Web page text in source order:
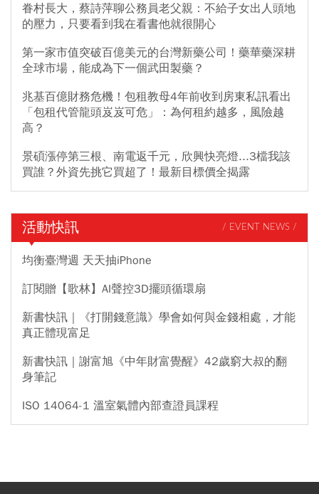
眷村長大，蔡詩萍聊公務員老父親：不給子女出人頭地
的壓力，只要看到我在看書他就很開心
第一家市值突破百億美元的台灣新藥公司！藥華藥深耕
全球市場，能成為下一個武田製藥？
兆基百億財務危機！包租教母4年前收到房東私訊看出
「包租代管龍頭岌岌可危」：為何租約越多，風險越
高？
景碩漲停第三根、南電返千元，欣興快亮燈...3檔我該
買誰？外資先挑它買超了！最新目標價全揭露
活動快訊 / EVENT NEWS /
均衡臺灣週 天天抽iPhone
訂閱贈【歌林】AI聲控3D擺頭循環扇
新書快訊｜《打開錢意識》學會如何與金錢相處，才能
真正體現富足
新書快訊｜謝富旭《中年財富覺醒》42歲窮大叔的翻
身筆記
ISO 14064-1 溫室氣體內部查證員課程